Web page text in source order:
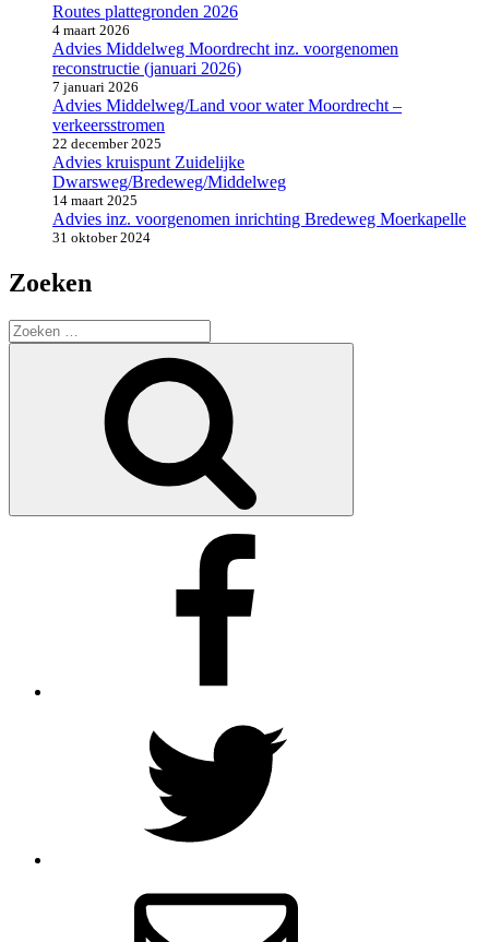
Routes plattegronden 2026
4 maart 2026
Advies Middelweg Moordrecht inz. voorgenomen
reconstructie (januari 2026)
7 januari 2026
Advies Middelweg/Land voor water Moordrecht –
verkeersstromen
22 december 2025
Advies kruispunt Zuidelijke
Dwarsweg/Bredeweg/Middelweg
14 maart 2025
Advies inz. voorgenomen inrichting Bredeweg Moerkapelle
31 oktober 2024
Zoeken
Zoeken
naar: